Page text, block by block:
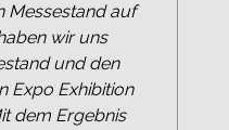
Messestand auf
wir uns
und den
Expo Exhibition
dem Ergebnis